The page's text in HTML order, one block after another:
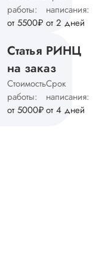
работы:
от 5500₽
написания:
от 2 дней
Статья РИНЦ
на заказ
Стоимость
работы:
от 5000₽
Срок
написания:
от 4 дней
Алексей
Вид работы:
Кандидатская
диссертация
Дата:2024-10-04